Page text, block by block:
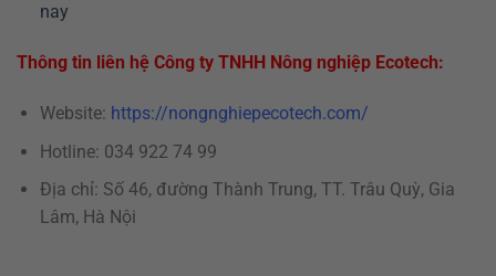
nay
Thông tin liên hệ Công ty TNHH Nông nghiệp Ecotech:
Website: https://nongnghiepecotech.com/
Hotline: 034 922 74 99
Địa chỉ: Số 46, đường Thành Trung, TT. Trâu Quỳ, Gia
Lâm, Hà Nội